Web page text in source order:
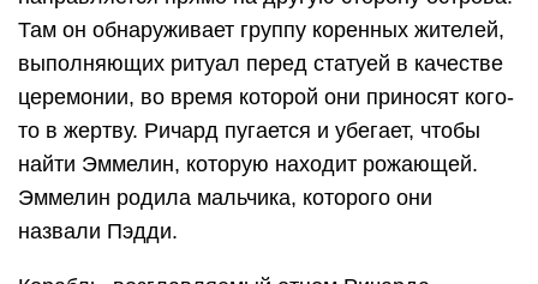
Там он обнаруживает группу коренных жителей,
выполняющих ритуал перед статуей в качестве
церемонии, во время которой они приносят кого-
то в жертву. Ричард пугается и убегает, чтобы
найти Эммелин, которую находит рожающей.
Эммелин родила мальчика, которого они
назвали Пэдди.